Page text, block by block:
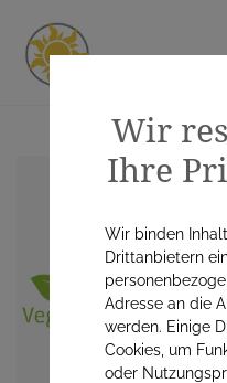
Wir
Ihre
Wir binden
Drittanbietern
Adresse an die
werden. Einige
Cookies, um
oder